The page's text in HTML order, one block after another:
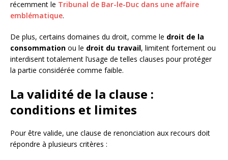
récemment le Tribunal de Bar-le-Duc dans une affaire
emblématique.
De plus, certains domaines du droit, comme le droit de la
consommation ou le droit du travail, limitent fortement ou
interdisent totalement l’usage de telles clauses pour protéger
la partie considérée comme faible.
La validité de la clause :
conditions et limites
Pour être valide, une clause de renonciation aux recours doit
répondre à plusieurs critères :